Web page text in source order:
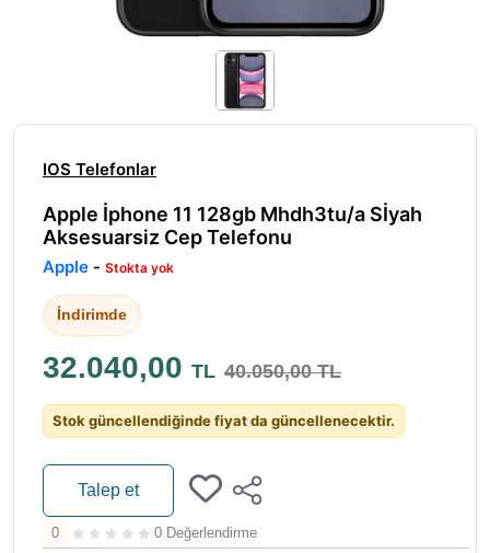
IOS Telefonlar
Apple İphone 11 128gb Mhdh3tu/a Sİyah
Aksesuarsiz Cep Telefonu
Apple - Stokta yok
İndirimde
32.040,00 TL 40.050,00 TL
Stok güncellendiğinde fiyat da güncellenecektir.
Talep et
0 0 Değerlendirme